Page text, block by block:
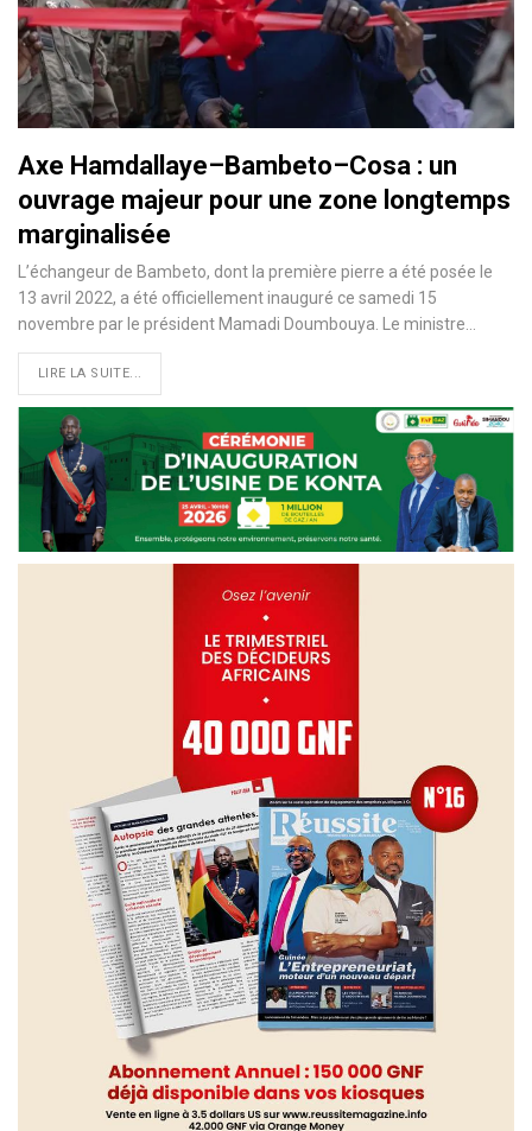
Axe Hamdallaye–Bambeto–Cosa : un
ouvrage majeur pour une zone longtemps
marginalisée
L’échangeur de Bambeto, dont la première pierre a été posée le
13 avril 2022, a été officiellement inauguré ce samedi 15
novembre par le président Mamadi Doumbouya. Le ministre…
LIRE LA SUITE...